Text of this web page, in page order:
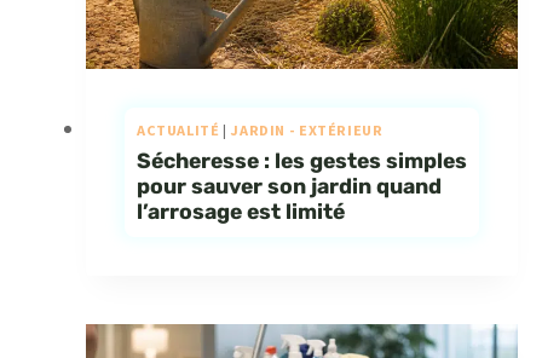
ACTUALITÉ | JARDIN - EXTÉRIEUR
Sécheresse : les gestes simples
pour sauver son jardin quand
l’arrosage est limité